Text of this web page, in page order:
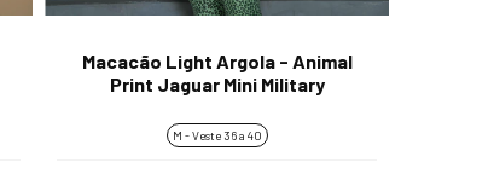
Macacão Light Argola - Animal
Print Jaguar Mini Military
M - Veste 36 a 40